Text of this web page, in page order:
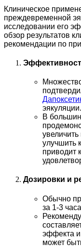
Клиническое
преждевременной
исследовании его
обзор результатов
рекомендации по
эякуляции.
В
улучшить
приводит
Дозировки и
Обычно
за 1-3
эффекта
может